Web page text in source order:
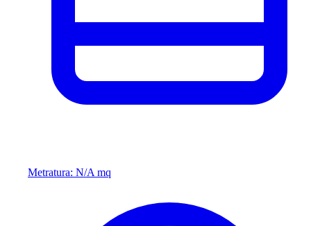
Metratura: N/A mq